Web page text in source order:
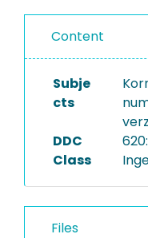
Content
Subje
cts
DDC
Class
620:
Files